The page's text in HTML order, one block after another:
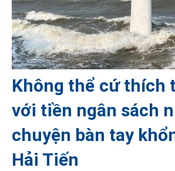
Không thể cứ thích
với tiền ngân sách
chuyện bàn tay
Hải Tiến